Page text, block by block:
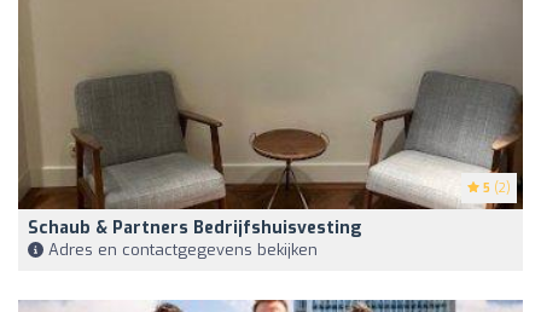
5 (2)
Schaub & Partners Bedrijfshuisvesting
Adres en contactgegevens bekijken